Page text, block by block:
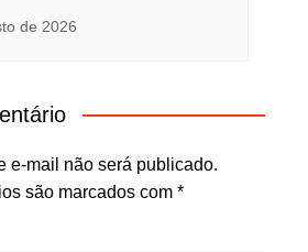
de 2026
e-mail não será publicado.
são marcados com *